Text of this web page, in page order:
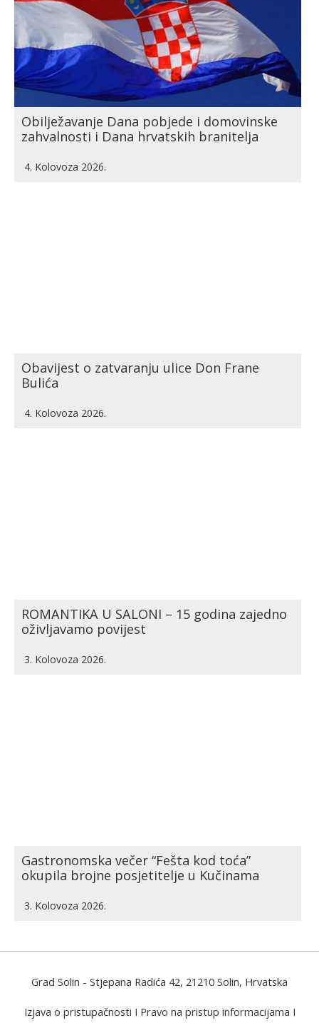
Obilježavanje Dana pobjede i domovinske
zahvalnosti i Dana hrvatskih branitelja
4. Kolovoza 2026.
Obavijest o zatvaranju ulice Don Frane
Bulića
4. Kolovoza 2026.
ROMANTIKA U SALONI – 15 godina zajedno
oživljavamo povijest
3. Kolovoza 2026.
Gastronomska večer “Fešta kod toća”
okupila brojne posjetitelje u Kučinama
3. Kolovoza 2026.
Grad Solin - Stjepana Radića 42, 21210 Solin, Hrvatska
Izjava o pristupačnosti I Pravo na pristup informacijama I